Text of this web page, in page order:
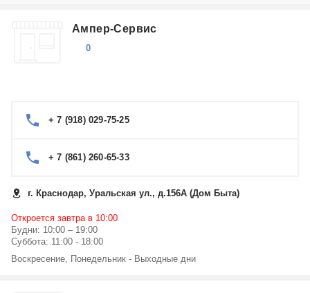
Ампер-Сервис
0
+ 7 (918) 029-75-25
+ 7 (861) 260-65-33
г. Краснодар, Уральская ул., д.156А (Дом Быта)
Откроется завтра в 10:00
Будни: 10:00 – 19:00
Суббота: 11:00 - 18:00
Воскресение, Понедельник - Выходные дни